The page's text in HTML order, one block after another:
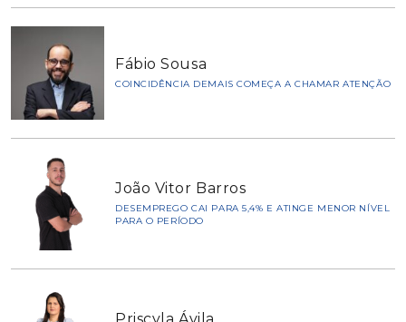
Fábio Sousa
COINCIDÊNCIA DEMAIS COMEÇA A CHAMAR ATENÇÃO
João Vitor Barros
DESEMPREGO CAI PARA 5,4% E ATINGE MENOR NÍVEL
PARA O PERÍODO